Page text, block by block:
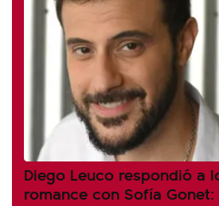
Diego Leuco respondió a
romance con Sofía